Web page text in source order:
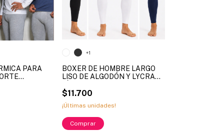
PARA
DE
(X
BOXER DE HOMBRE LARGO
LISO DE ALGODÓN Y LYCRA
MAYOR)
$11.700
¡Últimas unidades!
+1
Comprar